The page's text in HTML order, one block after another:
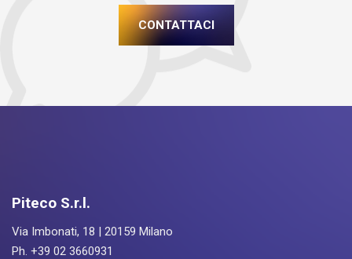
CONTATTACI
Piteco S.r.l.
Via Imbonati, 18 | 20159 Milano
Ph. +39 02 3660931